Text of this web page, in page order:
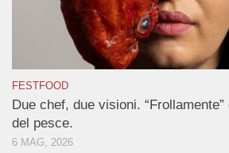
FESTFOOD
Due chef, due visioni.
del pesce.
6 MAG, 2026